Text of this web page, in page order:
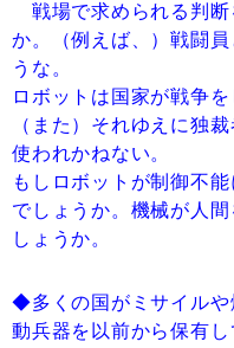
戦場で求められる判断
か。（例えば、）戦闘
うな。
ロボットは国家が戦争
（また）それゆえに独
使われかねない。
もしロボットが制御不
でしょうか。機械が人
しょうか。
◆多くの国がミサイルや
動兵器を以前から保有